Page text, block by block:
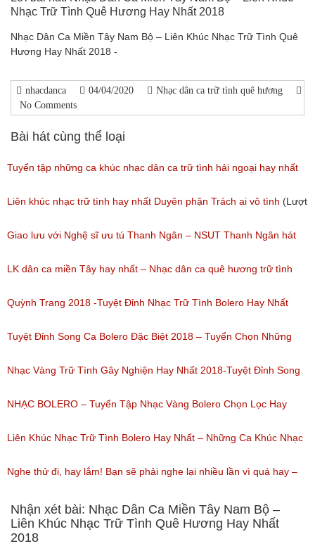
Nhạc Trữ Tình Quê Hương Hay Nhất 2018
Nhạc Dân Ca Miền Tây Nam Bộ – Liên Khúc Nhạc Trữ Tình Quê
Hương Hay Nhất 2018 -
nhacdanca 04/04/2020
Nhạc dân ca trữ tình quê hương
No Comments
Bài hát cùng thể loại
Tuyển tập những ca khúc nhạc dân ca trữ tình hải ngoại hay nhất
(Lượt nghe: 277)
Liên khúc nhạc trữ tình hay nhất Duyên phận Trách ai vô tình (Lượt
nghe: 193)
Giao lưu với Nghệ sĩ ưu tú Thanh Ngân – NSUT Thanh Ngân hát
Bolero
(Lượt nghe: 80)
LK dân ca miền Tây hay nhất – Nhạc dân ca quê hương trữ tình
miền tây hay nhất
(Lượt nghe: 184)
Quỳnh Trang 2018 -Tuyệt Đỉnh Nhạc Trữ Tình Bolero Hay Nhất
Của Quỳnh Trang 2018
(Lượt nghe: 155)
Tuyệt Đỉnh Song Ca Bolero Đặc Biệt 2018 – Tuyển Chọn Những
Bài Hát Song Ca Nhạc Vàng Bolero Hay Nhất
(Lượt nghe: 218)
Nhạc Vàng Trữ Tình Gây Nghiện Hay Nhất 2018-Tuyệt Đỉnh Song
Ca Thiên Quang Quỳnh Trang Ngọt Ngào
(Lượt nghe: 219)
NHẠC BOLERO – Tuyển Tập Nhạc Vàng Bolero Chọn Lọc Hay
Nhất / Tuyệt Đỉnh Bolero
(Lượt nghe: 99)
Liên Khúc Nhạc Trữ Tình Bolero Hay Nhất – Những Ca Khúc Nhạc
Vàng Trữ Tình Hay Nhất 2018
(Lượt nghe: 75)
Nghe thử đi, hay lắm! Bạn sẽ phải nghe lại nhiều lần vì quá hay –
Nhạc miền Tây đặc sắc
(Lượt nghe: 46)
Nhận xét bài: Nhạc Dân Ca Miền Tây Nam Bộ –
Liên Khúc Nhạc Trữ Tình Quê Hương Hay Nhất
2018